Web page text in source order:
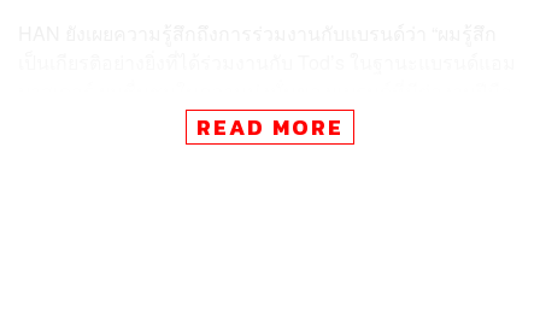
ของอิตาลี คุณภาพอันเป็นเลิศ รวมทั้งสไตล์ที่อยู่เหนือกาล
เวลามาโดยตลอด ผมตั้งตารอคอยที่จะได้สัมผัสและถ่ายทอด
READ MORE